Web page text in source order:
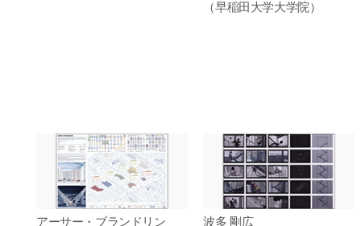
（早稲田大学大学院）
アーサー・ブランドリン 波多 剛広